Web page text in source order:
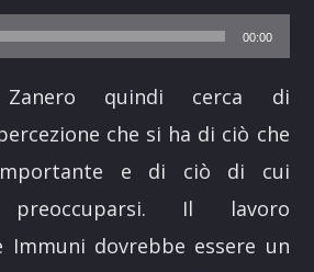
00:00
quindi cerca di
che si ha di ciò che
e di ciò di cui
preoccuparsi. Il lavoro
Immuni dovrebbe essere un